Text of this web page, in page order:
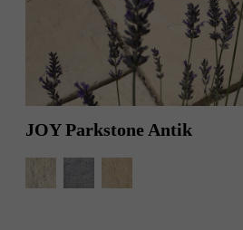
JOY Parkstone Antik